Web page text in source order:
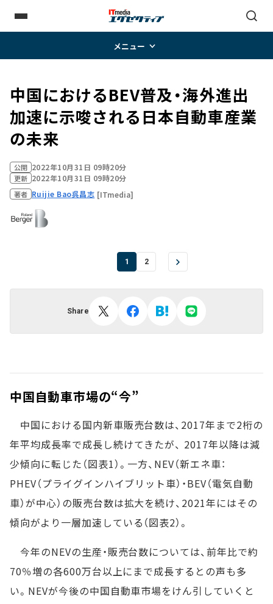
メニュー
中国におけるBEV普及・海外進出
加速に示唆される日本自動車産業
の未来
公開 2022年10月31日 09時20分
更新 2022年10月31日 09時20分
著者 Ruijie Bao呉昌志 [ITmedia]
1 2
Share
中国自動車市場の“今”
中国における国内新車販売台数は、2017年まで2桁の
年平均成長率で成長し続けてきたが、 2017年以降は減
少傾向に転じた（図表1）。一方、NEV（新エネ車：
PHEV（プライグインハイブリット車）・BEV（電気自動
車）が中心）の販売台数は拡大を続け、2021年にはその
傾向がより一層加速している（図表2）。
今年のNEVの生産・販売台数については、前年比で約
70％増の各600万台以上にまで成長するとの声も多
い。NEVが今後の中国自動車市場をけん引していくと